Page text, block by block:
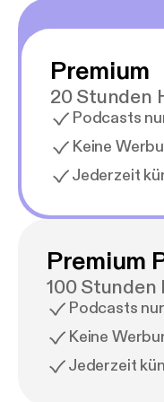
Premium
20 Stunden
Podcasts
Keine
Jederzeit
Premium
100
Podcasts
Keine
Jederzeit